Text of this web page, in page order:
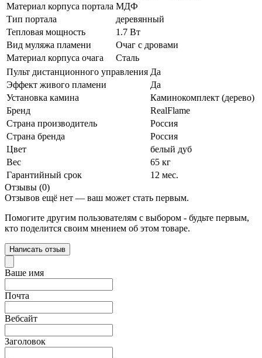
Материал корпуса портала МДФ
Тип портала
деревянный
Тепловая мощность
1.7 Вт
Вид муляжа пламени
Очаг с дровами
Материал корпуса очага
Сталь
Пульт дистанционного управления Да
Эффект живого пламени
Да
Установка камина
Каминокомплект (дерево)
Бренд
RealFlame
Страна производитель
Россия
Страна бренда
Россия
Цвет
белый дуб
Вес
65 кг
Гарантийный срок
12 мес.
Отзывы (0)
Отзывов ещё нет — ваш может стать первым.
Помогите другим пользователям с выбором - будьте первым,
кто поделится своим мнением об этом товаре.
Написать отзыв
Ваше имя
Почта
Вебсайт
Заголовок